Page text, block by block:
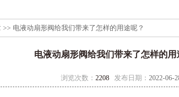
>> 电液动扇形阀给我们带来了怎样的用途呢？
电液动扇形阀给我们带来了怎样的用
浏览次数： 2208 发布日期： 2022-06-